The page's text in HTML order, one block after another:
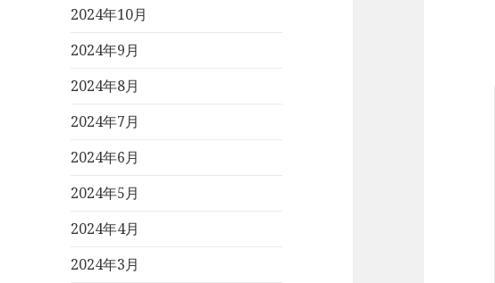
2024年10月
2024年9月
2024年8月
2024年7月
2024年6月
2024年5月
2024年4月
2024年3月